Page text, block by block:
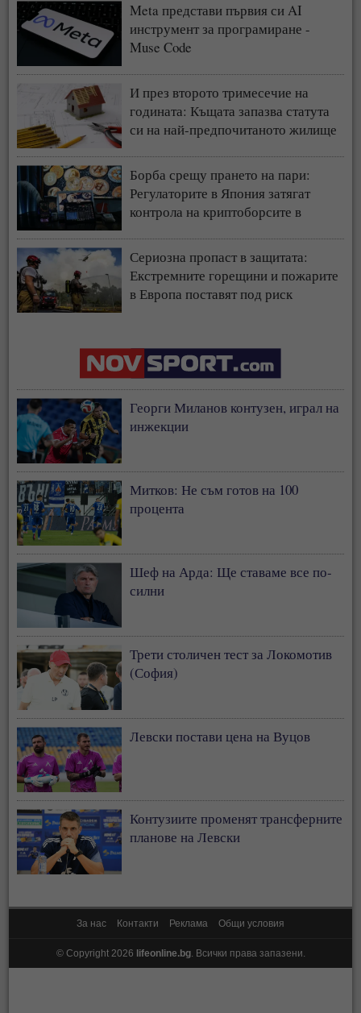
Meta представи първия си AI
инструмент за програмиране -
Muse Code
И през второто тримесечие на
годината: Къщата запазва статута
си на най-предпочитаното жилище
Борба срещу прането на пари:
Регулаторите в Япония затягат
контрола на криптоборсите в
Сериозна пропаст в защитата:
Екстремните горещини и пожарите
в Европа поставят под риск
Георги Миланов контузен, играл на
инжекции
Митков: Не съм готов на 100
процента
Шеф на Арда: Ще ставаме все по-
силни
Трети столичен тест за Локомотив
(София)
Левски постави цена на Вуцов
Контузиите променят трансферните
планове на Левски
За нас Контакти Реклама Общи условия
© Copyright 2026 lifeonline.bg. Всички права запазени.